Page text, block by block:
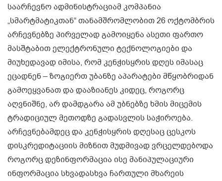
საარჩევნო ადმინისტრაციამ კომპანია
„სმარტმატიკთან“ თანამშრომლობით 26 ოქტომბრის
არჩევნებზე პირველად გამოიყენა ასეთი ფართო
მასშტაბით ელექტრონული ტექნოლოგიები და
მიუხედავად იმისა, რომ კენჭისყრის დღეს იმასაც
ეცადნენ – ზოგიერთ უბანზე აპარატები მწყობრიდან
გამოეყვანათ და დააზიანეს კიდეც, როგორც
აღვნიშნე, არ დამდგარა ამ უბნებზე ხმის მიცემის
ტრადიციულ მეთოდზე გადასვლის საჭიროება.
არჩევნებამდეც და კენჭისყრის დღესაც ცესკოს
დისკრედიტაციის მიზნით მუდმივად ვრცელდებოდა
როგორც დეზინფორმაცია ისე მანიპულაციური
ინფორმაცია სხვადასხვა ჩართული მხარეის